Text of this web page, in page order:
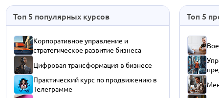
Топ 5 популярных курсов
Корпоративное управление и
стратегическое развитие бизнеса
Цифровая трансформация в бизнесе
Практический курс по продвижению в
Телеграмме
Топ 5